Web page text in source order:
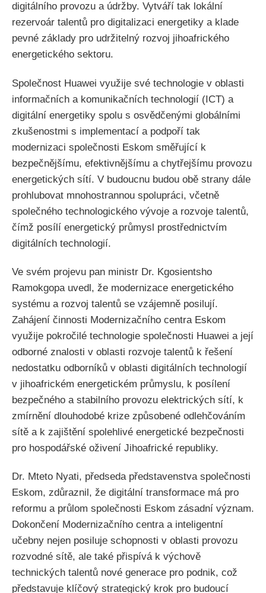
digitálního provozu a údržby. Vytváří tak lokální
rezervoár talentů pro digitalizaci energetiky a klade
pevné základy pro udržitelný rozvoj jihoafrického
energetického sektoru.
Společnost Huawei využije své technologie v oblasti
informačních a komunikačních technologií (ICT) a
digitální energetiky spolu s osvědčenými globálními
zkušenostmi s implementací a podpoří tak
modernizaci společnosti Eskom směřující k
bezpečnějšímu, efektivnějšímu a chytřejšímu provozu
energetických sítí. V budoucnu budou obě strany dále
prohlubovat mnohostrannou spolupráci, včetně
společného technologického vývoje a rozvoje talentů,
čímž posílí energetický průmysl prostřednictvím
digitálních technologií.
Ve svém projevu pan ministr Dr. Kgosientsho
Ramokgopa uvedl, že modernizace energetického
systému a rozvoj talentů se vzájemně posilují.
Zahájení činnosti Modernizačního centra Eskom
využije pokročilé technologie společnosti Huawei a její
odborné znalosti v oblasti rozvoje talentů k řešení
nedostatku odborníků v oblasti digitálních technologií
v jihoafrickém energetickém průmyslu, k posílení
bezpečného a stabilního provozu elektrických sítí, k
zmírnění dlouhodobé krize způsobené odlehčováním
sítě a k zajištění spolehlivé energetické bezpečnosti
pro hospodářské oživení Jihoafrické republiky.
Dr. Mteto Nyati, předseda představenstva společnosti
Eskom, zdůraznil, že digitální transformace má pro
reformu a průlom společnosti Eskom zásadní význam.
Dokončení Modernizačního centra a inteligentní
učebny nejen posiluje schopnosti v oblasti provozu
rozvodné sítě, ale také přispívá k výchově
technických talentů nové generace pro podnik, což
představuje klíčový strategický krok pro budoucí